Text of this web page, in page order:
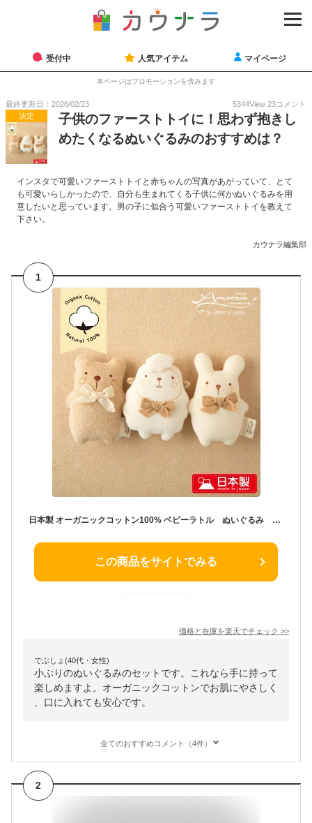
受付中 人気アイテム マイページ
本ページはプロモーションを含みます
最終更新日：2026/02/23 5344View 23コメント
決定
子供のファーストトイに！思わず抱きし
めたくなるぬいぐるみのおすすめは？
インスタで可愛いファーストトイと赤ちゃんの写真があがっていて、とて
も可愛いらしかったので、自分も生まれてくる子供に何かぬいぐるみを用
意したいと思っています。男の子に似合う可愛いファーストトイを教えて
下さい。
カウナラ編集部
1
日本製 オーガニックコットン100% ベビーラトル ぬいぐるみ くま うさぎ ひつじ ファーストトイ 0歳 おもちゃ にぎにぎ 人形 鈴入り 新生児 赤ちゃんのおもちゃ 御祝 ギフトにもおすすめ 男の子 女の子 ベビー プレゼント アモローサマンマ amorosa mamma
この商品をサイトでみる
価格と在庫を楽天でチェック >>
でぶしょ(40代・女性)
小ぶりのぬいぐるみのセットです。これなら手に持って
楽しめますよ。オーガニックコットンでお肌にやさしく
、口に入れても安心です。
全てのおすすめコメント（4件）
2